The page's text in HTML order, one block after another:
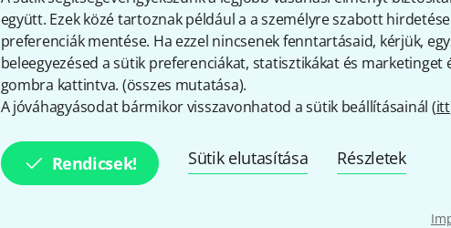
együtt. Ezek közé tartoznak például a a személyre szabott
preferenciák mentése. Ha ezzel nincsenek fenntartásaid, kérjük,
beleegyezésed a sütik preferenciákat, statisztikákat és marketinget
gombra kattintva. (összes mutatása).
A jóváhagyásodat bármikor visszavonhatod a sütik beállításainál (itt
Rendicsek! Sütik elutasítása Részletek